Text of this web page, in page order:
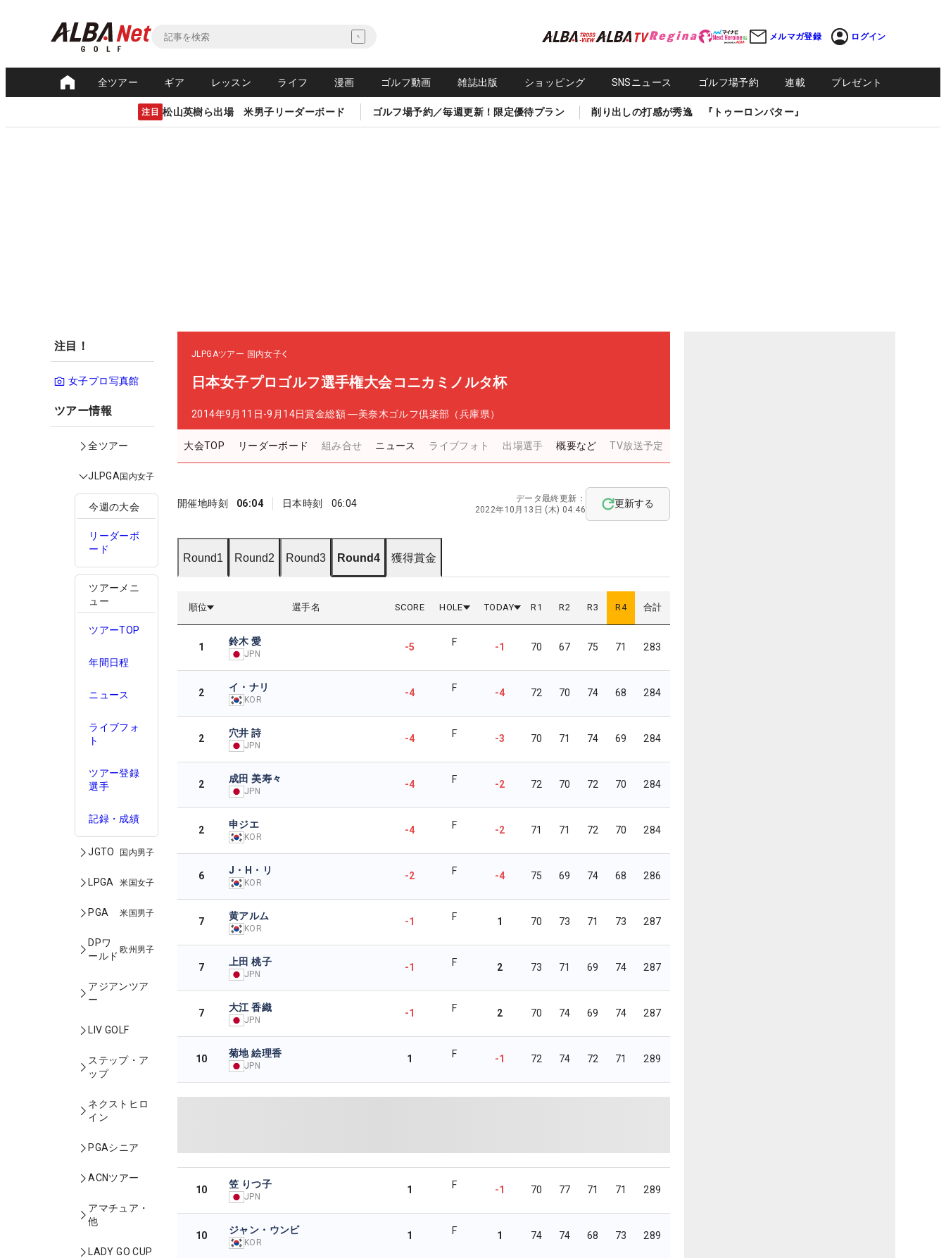
メルマガ登録 ログイン
全ツアー ギア レッスン ライフ 漫画 ゴルフ動画 雑誌出版 ショッピング SNSニュース ゴルフ場予約 連載 プレゼント
注目 松山英樹ら出場 米男子リーダーボード ゴルフ場予約／毎週更新！限定優待プラン 削り出しの打感が秀逸 『トゥーロンパター』
注目！
女子プロ写真館
ツアー情報
全ツアー
JLPGA国内女子
今週の大会
リーダーボ
ード
ツアーメニ
ュー
ツアーTOP
年間日程
ニュース
ライブフォ
ト
ツアー登録
選手
記録・成績
JGTO 国内男子
LPGA 米国女子
PGA 米国男子
DPワ
ールド
欧州男子
アジアンツア
ー
LIV GOLF
ステップ・ア
ップ
ネクストヒロ
イン
PGAシニア
ACNツアー
アマチュア・
他
LADY GO CUP
JLPGAツアー 国内女子
日本女子プロゴルフ選手権大会コニカミノルタ杯
2014年9月11日-9月14日賞金総額 ―美奈木ゴルフ倶楽部（兵庫県）
大会TOP リーダーボード 組み合せ ニュース ライブフォト 出場選手 概要など TV放送予定
開催地時刻 06:04 日本時刻 06:04
データ最終更新：
2022年10月13日 (木) 04:46
更新する
Round1 Round2 Round3 Round4 獲得賞金
順位 選手名 SCORE HOLE TODAY R 1 R2 R3 R4 合計
1 鈴木 愛
JPN
-5 F -1 70 67 75 71 283
2 イ・ナリ
KOR
-4 F -4 72 70 74 68 284
2 穴井 詩
JPN
-4 F -3 70 71 74 69 284
2 成田 美寿々
JPN
-4 F -2 72 70 72 70 284
2 申ジエ
KOR
-4 F -2 71 71 72 70 284
6 J・H・リ
KOR
-2 F -4 75 69 74 68 286
7 黄アルム
KOR
-1 F 1 70 73 71 73 287
7 上田 桃子
JPN
-1 F 2 73 71 69 74 287
7 大江 香織
JPN
-1 F 2 70 74 69 74 287
10 菊地 絵理香
JPN
1 F -1 72 74 72 71 289
10 笠 りつ子
JPN
1 F -1 70 77 71 71 289
10 ジャン・ウンビ
KOR
1 F 1 74 74 68 73 289